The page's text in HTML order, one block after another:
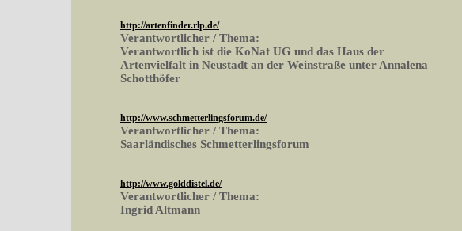
http://artenfinder.rlp.de/
Verantwortlicher / Thema:
Verantwortlich ist die KoNat UG und das Haus der
Artenvielfalt in Neustadt an der Weinstraße unter Annalena
Schotthöfer
http://www.schmetterlingsforum.de/
Verantwortlicher / Thema:
Saarländisches Schmetterlingsforum
http://www.golddistel.de/
Verantwortlicher / Thema:
Ingrid Altmann